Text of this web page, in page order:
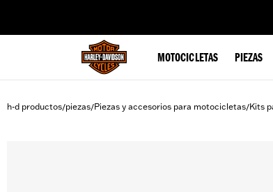
MOTOCICLETAS PIEZAS
h-d productos/piezas/Piezas y accesorios para motocicletas/Kits